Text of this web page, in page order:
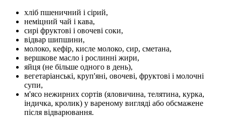
хліб пшеничний і сірий,
неміцний чай і кава,
сирі фруктові і овочеві соки,
відвар шипшини,
молоко, кефір, кисле молоко, сир, сметана,
вершкове масло і рослинні жири,
яйця (не більше одного в день),
вегетаріанські, круп'яні, овочеві, фруктові і молочні
супи,
м'ясо нежирних сортів (яловичина, телятина, курка,
індичка, кролик) у вареному вигляді або обсмажене
після відварювання.